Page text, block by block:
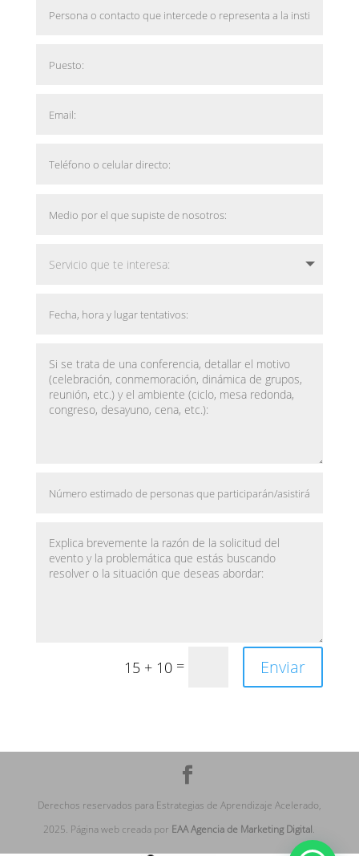
15 + 10 = Enviar
Derechos reservados para Estrategias de Aprendizaje Acelerado,
2025. Página web creada por EAA Agencia de Marketing Digital.